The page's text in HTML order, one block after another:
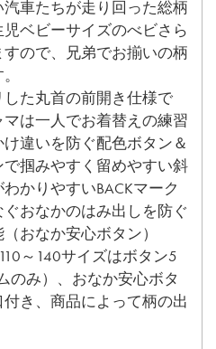
車たちが走り回った総柄
ベビーサイズのべビさら
ので、兄弟でお揃いの柄
した丸首の前開き仕様で
は一人でお着替えの練習
違いを防ぐ配色ボタン＆
掴みやすく留めやすい斜
かりやすいBACKマーク
おなかのはみ出しを防ぐ
おなか安心ボタン）
～140サイズはボタン5
のみ）、おなか安心ボタ
き、商品によって柄の出